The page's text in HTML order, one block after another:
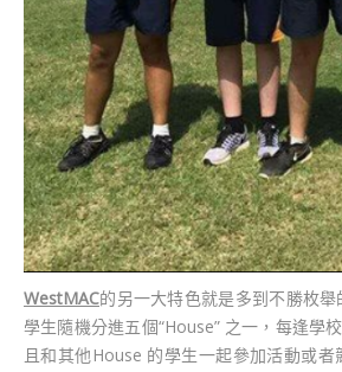
WestMAC的另一大特色就是多到不勝枚
學生隨機分進五個“House” 之一，每逢學
且和其他House 的學生一起參加活動或